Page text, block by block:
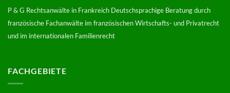
P & G Rechtsanwälte in Frankreich Deutschsprachige Beratung durch
französische Fachanwälte im französischen Wirtschafts- und Privatrecht
und im internationalen Familienrecht
FACHGEBIETE